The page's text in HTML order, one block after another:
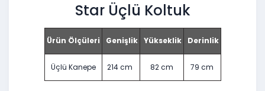
Star Üçlü Koltuk
Ürün Ölçüleri Genişlik Yükseklik Derinlik
Üçlü Kanepe 214 cm 82 cm 79 cm